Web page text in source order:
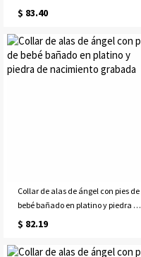
nacimiento de corazón bañado en
$ 83.40
Collar de alas de ángel con pies de
bebé bañado en platino y piedra de
nacimiento grabada
$ 82.19